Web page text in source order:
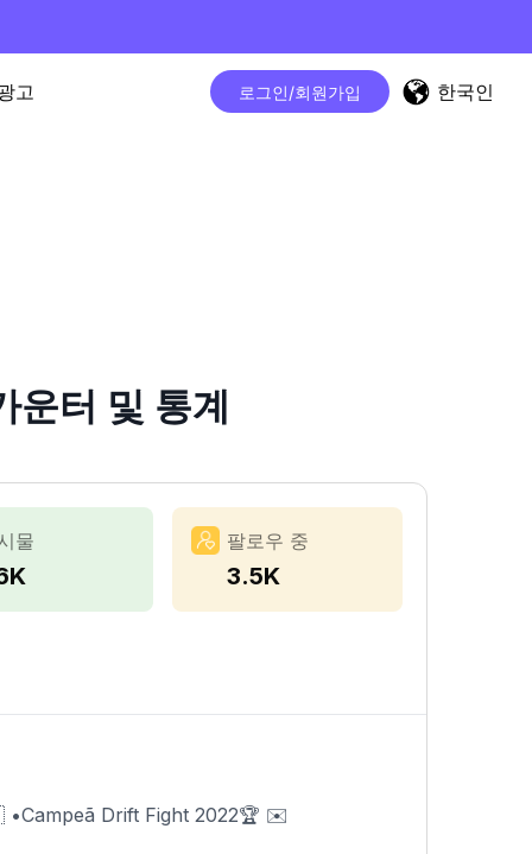
고 로그인/회원가입 한국인
터 및 통계
물 팔로우 중
3.5K
•Campeã Drift Fight 2022🏆 ✉️